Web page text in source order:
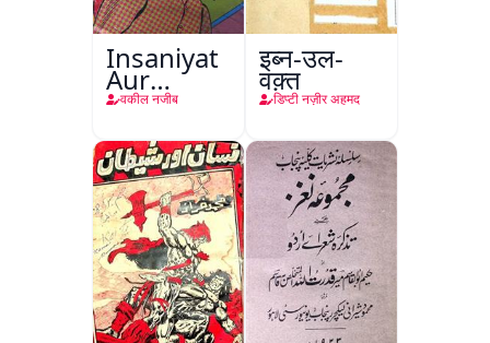
Insaniyat
Aur
Darindagi
वकील नजीब
इब्न-उल-
वक़्त
डिप्टी नज़ीर अहमद